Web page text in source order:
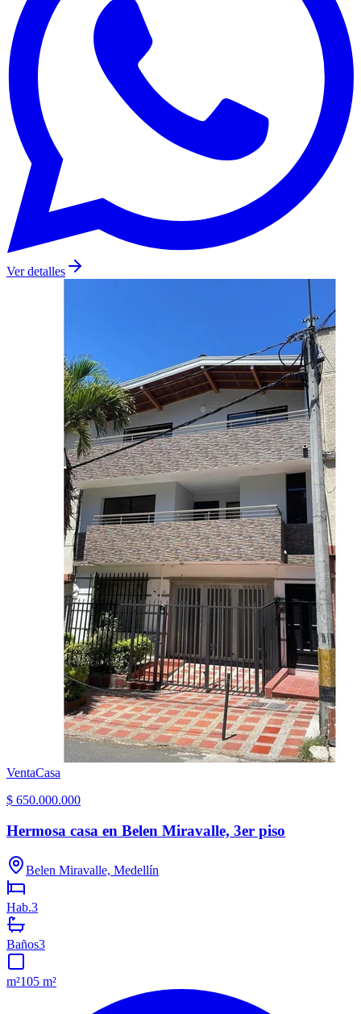
Ver detalles
VentaCasa
$ 650.000.000
Hermosa casa en Belen Miravalle, 3er piso
Belen Miravalle, Medellín
Hab.3
Baños3
m²105 m²